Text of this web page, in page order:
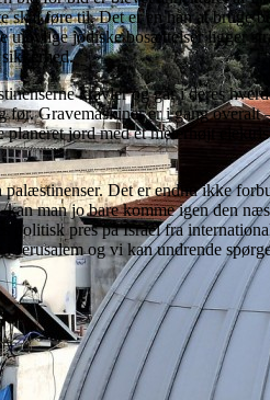
føre til. Det er en hån at bruge
ulovlige jødiske bosættelser ligger
kravler og går i deres
Gravemaskiner er i gang
jord med et meterhøjt
Det er endnu ikke
man jo bare komme igen den
pres på Israel fra
og vi kan undrende